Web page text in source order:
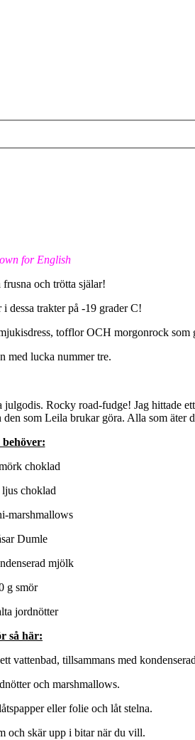
for English
och trötta själar!
dessa trakter på -19 grader C!
tofflor OCH morgonrock som
med lucka nummer tre.
Rocky road-fudge! Jag hittade
som Leila brukar göra. Alla som äter
choklad
ljus choklad
marshmallows
Dumle
mjölk
g smör
jordnötter
så här:
vattenbad, tillsammans med
och marshmallows.
eller folie och låt stelna.
och skär upp i bitar när du vill.